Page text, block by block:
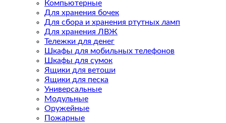
Компьютерные
Для хранения бочек
Для сбора и хранения ртутных ламп
Для хранения ЛВЖ
Тележки для денег
Шкафы для мобильных телефонов
Шкафы для сумок
Ящики для ветоши
Ящики для песка
Универсальные
Модульные
Оружейные
Пожарные